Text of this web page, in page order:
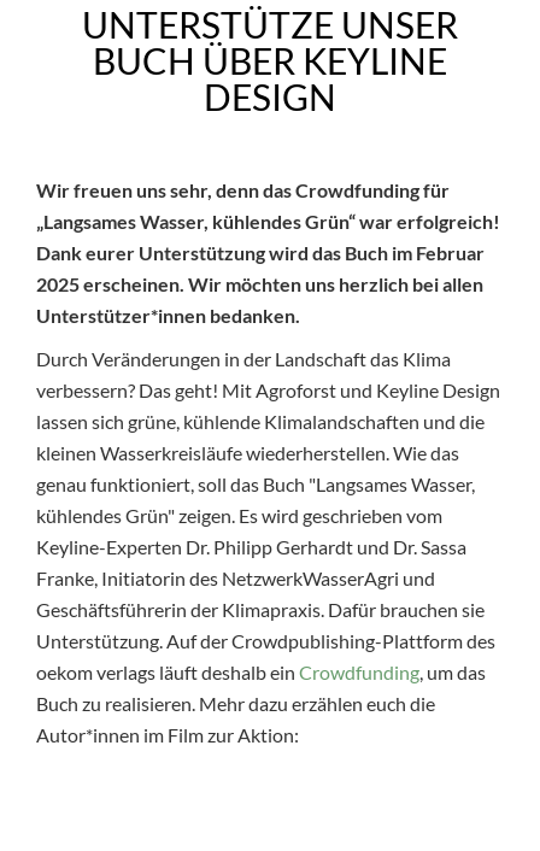
UNTERSTÜTZE UNSER
BUCH ÜBER KEYLINE
DESIGN
Wir freuen uns sehr, denn das Crowdfunding für
„Langsames Wasser, kühlendes Grün“ war erfolgreich!
Dank eurer Unterstützung wird das Buch im Februar
2025 erscheinen. Wir möchten uns herzlich bei allen
Unterstützer*innen bedanken.
Durch Veränderungen in der Landschaft das Klima
verbessern? Das geht! Mit Agroforst und Keyline Design
lassen sich grüne, kühlende Klimalandschaften und die
kleinen Wasserkreisläufe wiederherstellen. Wie das
genau funktioniert, soll das Buch "Langsames Wasser,
kühlendes Grün" zeigen. Es wird geschrieben vom
Keyline-Experten Dr. Philipp Gerhardt und Dr. Sassa
Franke, Initiatorin des NetzwerkWasserAgri und
Geschäftsführerin der Klimapraxis. Dafür brauchen sie
Unterstützung. Auf der Crowdpublishing-Plattform des
oekom verlags läuft deshalb ein Crowdfunding, um das
Buch zu realisieren. Mehr dazu erzählen euch die
Autor*innen im Film zur Aktion: